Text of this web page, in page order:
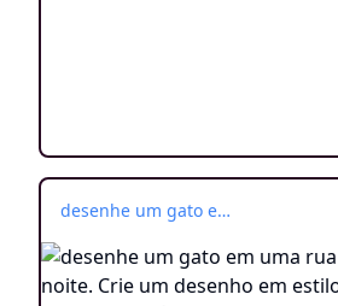
desenhe um gato em uma rua a noite. Crie um desenho em estilo realista com ênfase no gato